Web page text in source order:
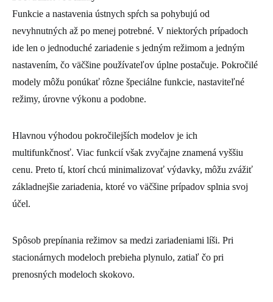
Funkcie a nastavenia ústnych spŕch sa pohybujú od
nevyhnutných až po menej potrebné. V niektorých prípadoch
ide len o jednoduché zariadenie s jedným režimom a jedným
nastavením, čo väčšine používateľov úplne postačuje. Pokročilé
modely môžu ponúkať rôzne špeciálne funkcie, nastaviteľné
režimy, úrovne výkonu a podobne.
Hlavnou výhodou pokročilejších modelov je ich
multifunkčnosť. Viac funkcií však zvyčajne znamená vyššiu
cenu. Preto tí, ktorí chcú minimalizovať výdavky, môžu zvážiť
základnejšie zariadenia, ktoré vo väčšine prípadov splnia svoj
účel.
Spôsob prepínania režimov sa medzi zariadeniami líši. Pri
stacionárnych modeloch prebieha plynulo, zatiaľ čo pri
prenosných modeloch skokovo.